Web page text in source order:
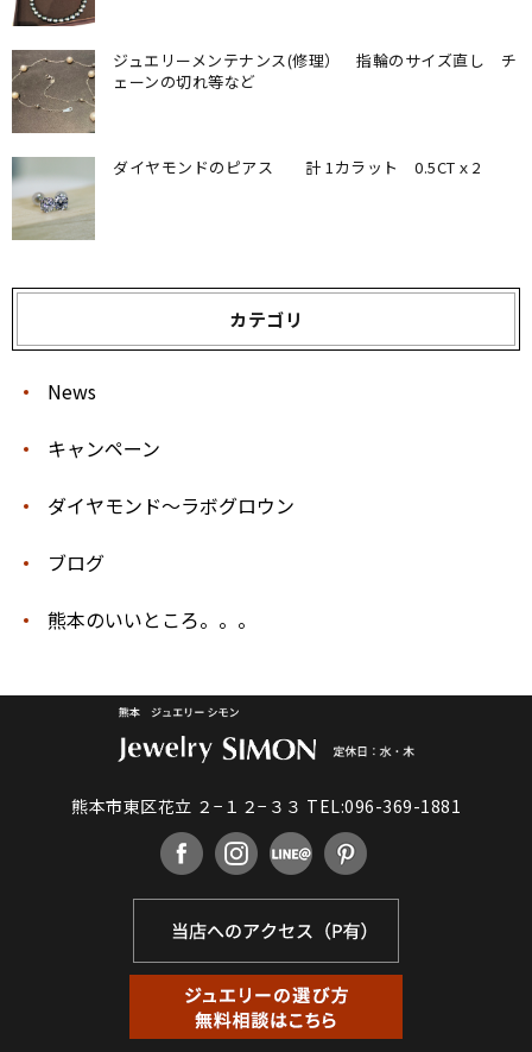
ジュエリーメンテナンス(修理） 指輪のサイズ直し チ
ェーンの切れ等など
ダイヤモンドのピアス 計 1カラット 0.5CTｘ2
カテゴリ
News
キャンペーン
ダイヤモンド〜ラボグロウン
ブログ
熊本のいいところ。。。
熊本市東区花立 ２−１２−３３ TEL:096-369-1881